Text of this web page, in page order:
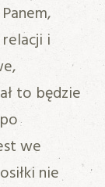
i
to będzie
we
nie